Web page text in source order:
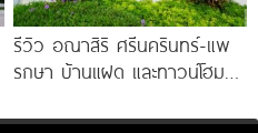
รีวิว อณาสิริ ศรีนครินทร์-แพ
รกษา บ้านแฝด และทาวน์โฮม
ทางด่วน และ BTS แพรกษา